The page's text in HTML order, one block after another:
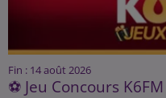
Fin : 14 août 2026
⚽ Jeu Concours